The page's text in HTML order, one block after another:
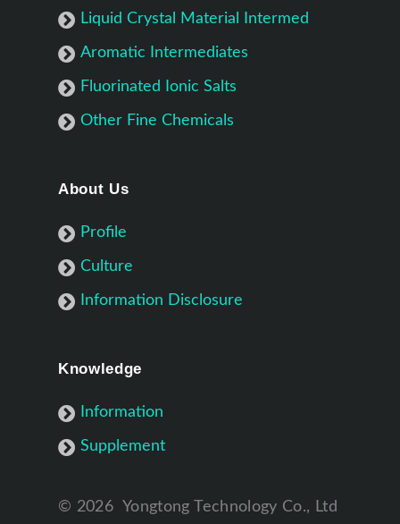
Liquid Crystal Material Intermed
Aromatic Intermediates
Fluorinated Ionic Salts
Other Fine Chemicals
About Us
Profile
Culture
Information Disclosure
Knowledge
Information
Supplement
© 2026 Yongtong Technology Co., Ltd